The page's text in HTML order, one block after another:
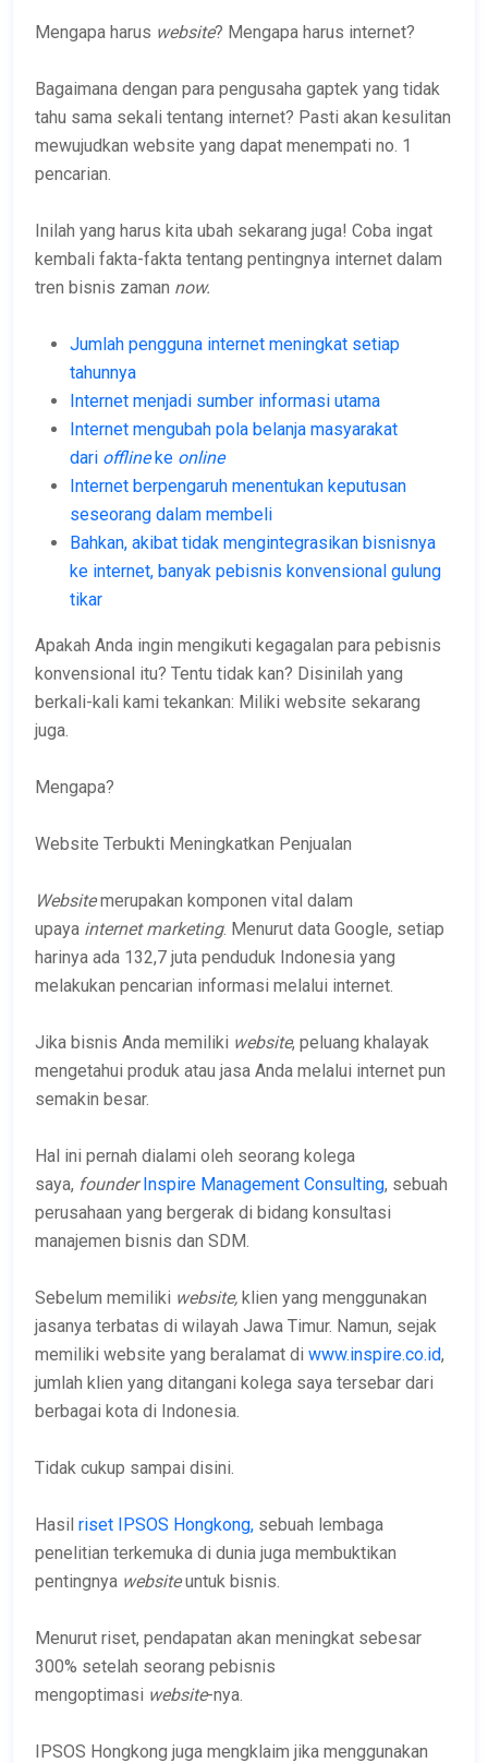
Mengapa harus website? Mengapa harus internet?
Bagaimana dengan para pengusaha gaptek yang tidak
tahu sama sekali tentang internet? Pasti akan kesulitan
mewujudkan website yang dapat menempati no. 1
pencarian.
Inilah yang harus kita ubah sekarang juga! Coba ingat
kembali fakta-fakta tentang pentingnya internet dalam
tren bisnis zaman now.
Jumlah pengguna internet meningkat setiap
tahunnya
Internet menjadi sumber informasi utama
Internet mengubah pola belanja masyarakat
dari offlineke online
Internet berpengaruh menentukan keputusan
seseorang dalam membeli
Bahkan, akibat tidak mengintegrasikan bisnisnya
ke internet, banyak pebisnis konvensional gulung
tikar
Apakah Anda ingin mengikuti kegagalan para pebisnis
konvensional itu? Tentu tidak kan? Disinilah yang
berkali-kali kami tekankan: Miliki website sekarang
juga.
Mengapa?
Website Terbukti Meningkatkan Penjualan
Websitemerupakan komponen vital dalam
upaya internet marketing. Menurut data Google, setiap
harinya ada 132,7 juta penduduk Indonesia yang
melakukan pencarian informasi melalui internet.
Jika bisnis Anda memiliki website, peluang khalayak
mengetahui produk atau jasa Anda melalui internet pun
semakin besar.
Hal ini pernah dialami oleh seorang kolega
saya, founderInspire Management Consulting, sebuah
perusahaan yang bergerak di bidang konsultasi
manajemen bisnis dan SDM.
Sebelum memiliki website, klien yang menggunakan
jasanya terbatas di wilayah Jawa Timur. Namun, sejak
memiliki website yang beralamat di www.inspire.co.id,
jumlah klien yang ditangani kolega saya tersebar dari
berbagai kota di Indonesia.
Tidak cukup sampai disini.
Hasil riset IPSOS Hongkong, sebuah lembaga
penelitian terkemuka di dunia juga membuktikan
pentingnya websiteuntuk bisnis.
Menurut riset, pendapatan akan meningkat sebesar
300% setelah seorang pebisnis
mengoptimasi website-nya.
IPSOS Hongkong juga mengklaim jika menggunakan